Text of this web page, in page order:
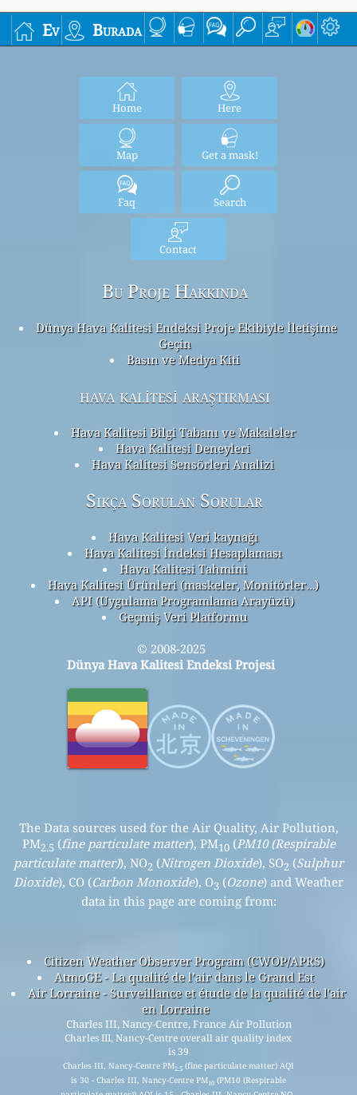
Ev Burada
Home Here
Map Get a mask!
Faq Search
Contact
Bu Proje Hakkında
Dünya Hava Kalitesi Endeksi Proje Ekibiyle İletişime
Geçin
Basın ve Medya Kiti
hava kalitesi araştırması
Hava Kalitesi Bilgi Tabanı ve Makaleler
Hava Kalitesi Deneyleri
Hava Kalitesi Sensörleri Analizi
Sıkça Sorulan Sorular
Hava Kalitesi Veri kaynağı
Hava Kalitesi İndeksi Hesaplaması
Hava Kalitesi Tahmini
Hava Kalitesi Ürünleri (maskeler, Monitörler…)
API (Uygulama Programlama Arayüzü)
Geçmiş Veri Platformu
© 2008-2025
Dünya Hava Kalitesi Endeksi Projesi
The Data sources used for the Air Quality, Air Pollution,
PM2.5 (fine particulate matter), PM10(PM10 (Respirable
particulate matter)), NO2 (Nitrogen Dioxide), SO2 (Sulphur
Dioxide), CO (Carbon Monoxide), O3 (Ozone) and Weather
data in this page are coming from:
Citizen Weather Observer Program (CWOP/APRS)
AtmoGE - La qualité de l’air dans le Grand Est
Air Lorraine - Surveillance et étude de la qualité de l'air
en Lorraine
Charles III, Nancy-Centre, France Air Pollution
Charles III, Nancy-Centre overall air quality index
is 39
Charles III, Nancy-Centre PM2.5(fine particulate matter) AQI
is 30 - Charles III, Nancy-Centre PM10(PM10 (Respirable